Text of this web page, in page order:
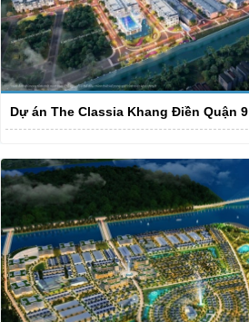
Dự án The Classia Khang Điền Quận 9